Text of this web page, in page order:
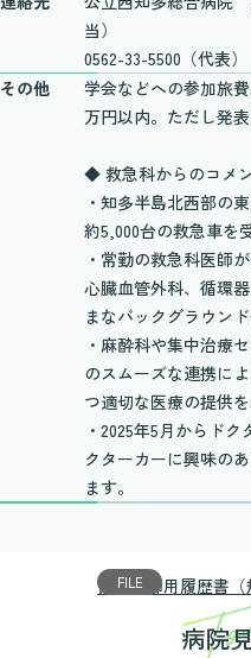
当）
0562-33-5500（代表）
その他
学会などへの参加旅
万円以内。ただし発表
◆ 救急科からのコメ
・知多半島北西部の
約5,000台の救急車を
・常勤の救急科医師
心臓血管外科、循環
まなバックグラウン
・麻酔科や集中治療
のスムーズな連携に
つ適切な医療の提供
・2025年5月からド
クターカーに興味の
ます。
常勤医師用履歴書（
病院